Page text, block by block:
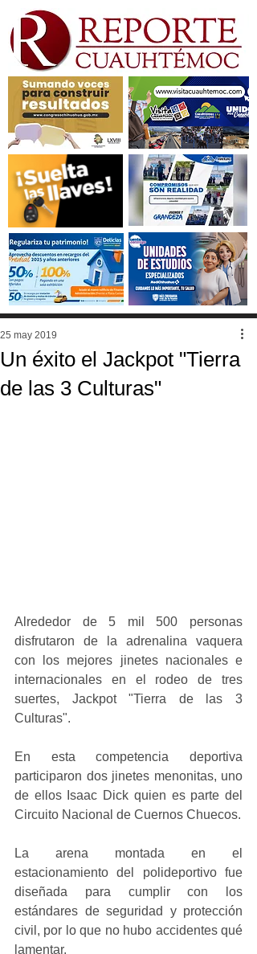
Un éxito el Jackpot "Tierra
de las 3 Culturas"
25 may 2019
Alrededor de 5 mil 500 personas
disfrutaron de la adrenalina vaquera
con los mejores jinetes nacionales e
internacionales en el rodeo de tres
suertes, Jackpot "Tierra de las 3
Culturas".
En esta competencia deportiva
participaron dos jinetes menonitas, uno
de ellos Isaac Dick quien es parte del
Circuito Nacional de Cuernos Chuecos.
La arena montada en el
estacionamiento del polideportivo fue
diseñada para cumplir con los
estándares de seguridad y protección
civil, por lo que no hubo accidentes qué
lamentar.